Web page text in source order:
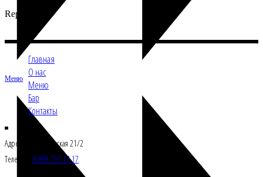
Меню
Repastcafe
Главная
О нас
Меню
Бар
Контакты
Адрес: Ул.Б.Филевская 21/2
Телефон: 8 999 717 17 17